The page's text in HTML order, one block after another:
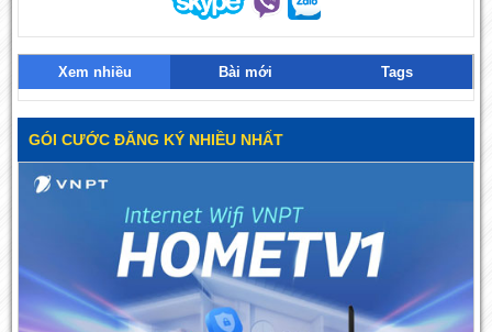
Xem nhiều Bài mới Tags
GÓI CƯỚC ĐĂNG KÝ NHIỀU NHẤT